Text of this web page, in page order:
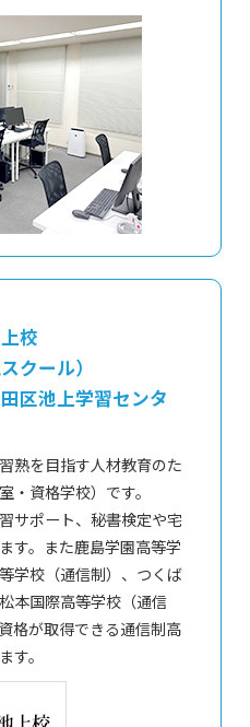
校
クール）
区池上学習センタ
熟を目指す人材教育のた
・資格学校）です。
サポート、秘書検定や宅
す。また鹿島学園高等学
学校（通信制）、つくば
本国際高等学校（通信
格が取得できる通信制高
す。